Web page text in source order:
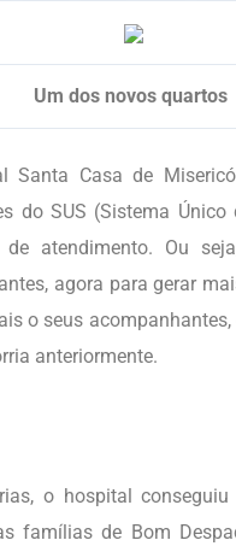
Um dos novos quartos
Santa Casa de
do SUS (Sistema
atendimento. Ou
agora para gerar
o seus
anteriormente.
o hospital
famílias de Bom